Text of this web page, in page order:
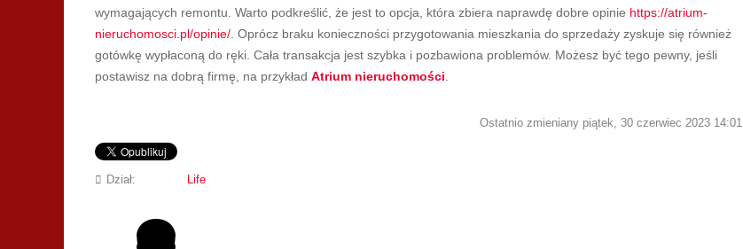
wymagających remontu. Warto podkreślić, że jest to opcja, która zbiera naprawdę dobre opinie https://atrium-
nieruchomosci.pl/opinie/ . Oprócz braku konieczności przygotowania mieszkania do sprzedaży zyskuje się również
gotówkę wypłaconą do ręki. Cała transakcja jest szybka i pozbawiona problemów. Możesz być tego pewny, jeśli
postawisz na dobrą firmę, na przykład Atrium nieruchomości
Ostatnio zmieniany piątek, 30 czerwiec 2023 14:01
Dział: Life